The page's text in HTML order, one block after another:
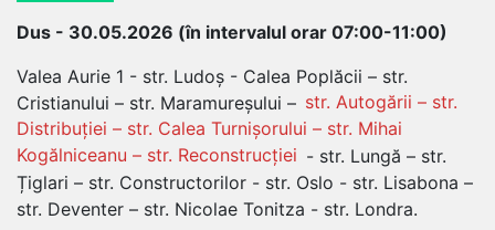
Dus - 30.05.2026 (în intervalul orar 07:00-11:00)
Valea Aurie 1 - str. Ludoș - Calea Poplăcii – str.
Cristianului – str. Maramureșului – str. Autogării – str.
Distribuției – str. Calea Turnișorului – str. Mihai
Kogălniceanu – str. Reconstrucției - str. Lungă – str.
Țiglari – str. Constructorilor - str. Oslo - str. Lisabona –
str. Deventer – str. Nicolae Tonitza - str. Londra.